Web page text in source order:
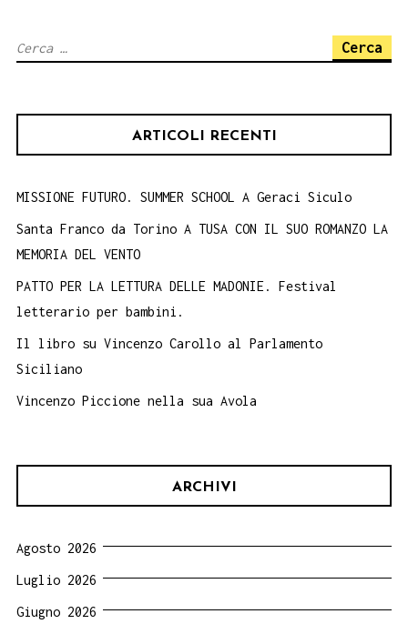
Ricerca
ARTICOLI RECENTI
MISSIONE FUTURO. SUMMER SCHOOL A Geraci Siculo
Santa Franco da Torino A TUSA CON IL SUO ROMANZO LA
MEMORIA DEL VENTO
PATTO PER LA LETTURA DELLE MADONIE. Festival
letterario per bambini.
Il libro su Vincenzo Carollo al Parlamento
Siciliano
Vincenzo Piccione nella sua Avola
ARCHIVI
Agosto 2026
Luglio 2026
Giugno 2026